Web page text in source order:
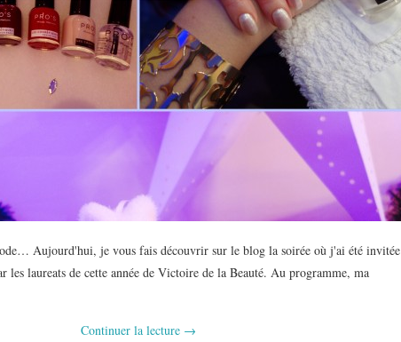
Aujourd'hui, je vous fais découvrir sur le blog la soirée où j'ai été invitée
les laureats de cette année de Victoire de la Beauté. Au programme, ma
Continuer la lecture →